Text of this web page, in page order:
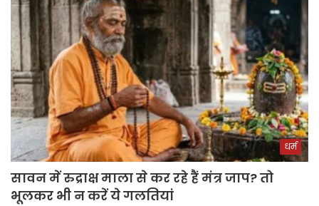
धर्म
सावन में रुद्राक्ष माला से कर रहे हैं मंत्र जाप? तो
भूलकर भी न करें ये गलतियां